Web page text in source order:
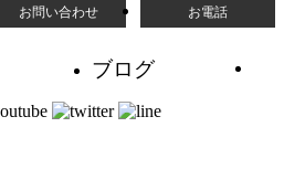
お問い合わせ お電話
ブログ